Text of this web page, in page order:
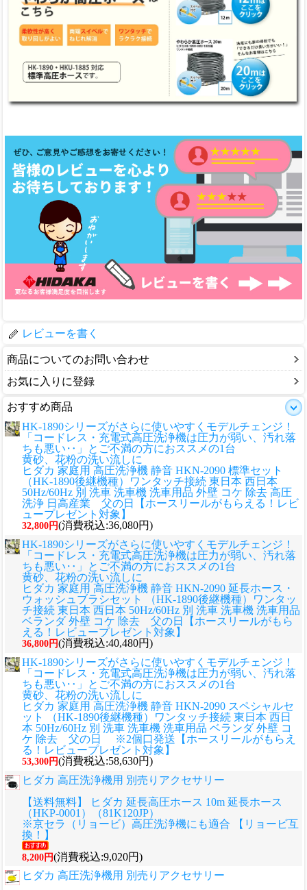
レビューを書く
商品についてのお問い合わせ
お気に入りに登録
おすすめ商品
HK-1890シリーズがさらに使いやすくモデルチェンジ！
「コードレス・充電式高圧洗浄機は圧力が弱い、汚れ落
ちも悪い‥」とご不満の方におススメの1台
黄砂、花粉の洗い流しに
ヒダカ 家庭用 高圧洗浄機 静音 HKN-2090 標準セット
（HK-1890後継機種）ワンタッチ接続 東日本 西日本
50Hz/60Hz 別 洗車 洗車機 洗車用品 外壁 コケ 除去 高圧
洗浄 日高産業 父の日【ホースリールがもらえる！レビ
ュープレゼント対象】
32,800円(消費税込:36,080円)
HK-1890シリーズがさらに使いやすくモデルチェンジ！
「コードレス・充電式高圧洗浄機は圧力が弱い、汚れ落
ちも悪い‥」とご不満の方におススメの1台
黄砂、花粉の洗い流しに
ヒダカ 家庭用 高圧洗浄機 静音 HKN-2090 延長ホース・
ウォッシュブラシセット （HK-1890後継機種）ワンタッ
チ接続 東日本 西日本 50Hz/60Hz 別 洗車 洗車機 洗車用品
ベランダ 外壁 コケ 除去 父の日【ホースリールがもら
える！レビュープレゼント対象】
36,800円(消費税込:40,480円)
HK-1890シリーズがさらに使いやすくモデルチェンジ！
「コードレス・充電式高圧洗浄機は圧力が弱い、汚れ落
ちも悪い‥」とご不満の方におススメの1台
黄砂、花粉の洗い流しに
ヒダカ 家庭用 高圧洗浄機 静音 HKN-2090 スペシャルセ
ット （HK-1890後継機種）ワンタッチ接続 東日本 西日
本 50Hz/60Hz 別 洗車 洗車機 洗車用品 ベランダ 外壁 コ
ケ 除去 父の日 ※2個口発送【ホースリールがもらえ
る！レビュープレゼント対象】
53,300円(消費税込:58,630円)
ヒダカ 高圧洗浄機用 別売りアクセサリー
【送料無料】 ヒダカ 延長高圧ホース 10m 延長ホース
（HKP-0001）（81K120JP）
※京セラ（リョービ）高圧洗浄機にも適合 【リョービ互
換！】
8,200円(消費税込:9,020円)
ヒダカ 高圧洗浄機用 別売りアクセサリー